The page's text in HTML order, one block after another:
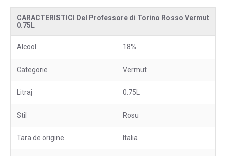
CARACTERISTICI Del Professore di Torino Rosso Vermut
0.75L
Alcool 18%
Categorie Vermut
Litraj 0.75L
Stil Rosu
Tara de origine Italia